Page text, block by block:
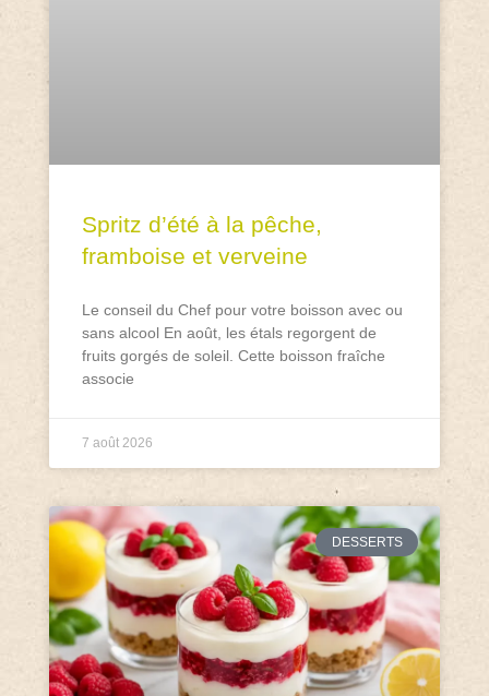
Spritz d’été à la pêche,
framboise et verveine
Le conseil du Chef pour votre boisson avec ou
sans alcool En août, les étals regorgent de
fruits gorgés de soleil. Cette boisson fraîche
associe
7 août 2026
DESSERTS